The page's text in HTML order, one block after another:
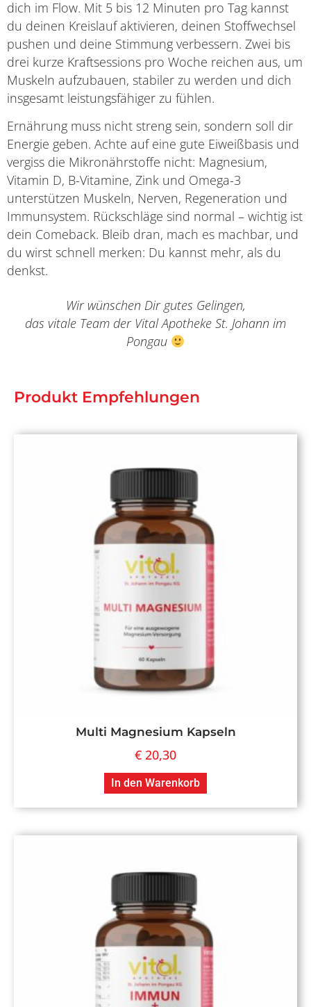
dich im Flow. Mit 5 bis 12 Minuten pro Tag kannst
du deinen Kreislauf aktivieren, deinen Stoffwechsel
pushen und deine Stimmung verbessern. Zwei bis
drei kurze Kraftsessions pro Woche reichen aus, um
Muskeln aufzubauen, stabiler zu werden und dich
insgesamt leistungsfähiger zu fühlen.
Ernährung muss nicht streng sein, sondern soll dir
Energie geben. Achte auf eine gute Eiweißbasis und
vergiss die Mikronährstoffe nicht: Magnesium,
Vitamin D, B-Vitamine, Zink und Omega-3
unterstützen Muskeln, Nerven, Regeneration und
Immunsystem. Rückschläge sind normal – wichtig ist
dein Comeback. Bleib dran, mach es machbar, und
du wirst schnell merken: Du kannst mehr, als du
denkst.
Wir wünschen Dir gutes Gelingen,
das vitale Team der Vital Apotheke St. Johann im
Pongau
Produkt Empfehlungen
Multi Magnesium Kapseln
€ 20,30
In den Warenkorb